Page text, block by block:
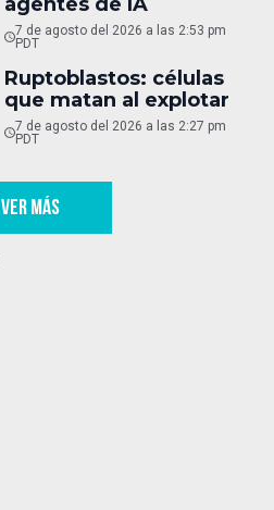
7 de agosto del 2026 a las 2:53 pm
PDT
Ruptoblastos: células
que matan al explotar
7 de agosto del 2026 a las 2:27 pm
PDT
VER MÁS